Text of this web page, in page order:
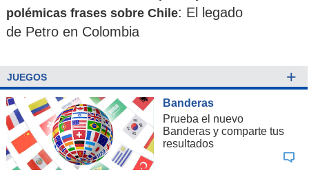
polémicas frases sobre Chile: El legado
de Petro en Colombia
JUEGOS +
Banderas
Prueba el nuevo
Banderas y comparte tus
resultados